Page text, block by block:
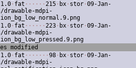
1.0 · fat · · · · · ·215 · bx · stor ·09-Jan-
drawable-mdpi-
1.0 · fat · · · · · ·223 · bx · stor ·09-Jan-
drawable-mdpi-
modified
1.0 · fat · · · · · · ·98 · bx · stor ·09-Jan-
drawable-mdpi-